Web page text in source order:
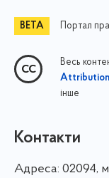
Портал
Весь
Attribution
інше
Контакти
Адреса: 02094,